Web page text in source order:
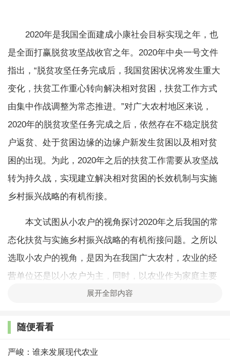
2020年是我国全面建成小康社会目标实现之年，也
是全面打赢脱贫攻坚战收官之年。2020年中央一号文件
指出，“脱贫攻坚任务完成后，我国贫困状况将发生重大
变化，扶贫工作重心转向解决相对贫困，扶贫工作方式
由集中作战调整为常态推进。”对广大农村地区来说，
2020年的脱贫攻坚任务完成之后，依然存在不稳定脱贫
户返贫、处于贫困边缘的边缘户新发生贫困以及相对贫
困的出现。为此，2020年之后的扶贫工作需要从攻坚战
转为持久战，实现建立解决相对贫困的长效机制与实施
乡村振兴战略的有机衔接。
本文试图从小农户的视角探讨2020年之后我国的常
态化扶贫与实施乡村振兴战略的有机衔接问题。之所以
选取小农户的视角，是因为在我国广大农村，农业的经
营单位还是以小农户为主，同时，以农业作为家庭主要
收入来源的纯农户与贫困户之间存在较大程度的交集。
态化扶贫及实施乡村振兴战略息息相关。
一、何谓“小农户”
展开全部内容
随便看看
严峻：谁来发展现代农业